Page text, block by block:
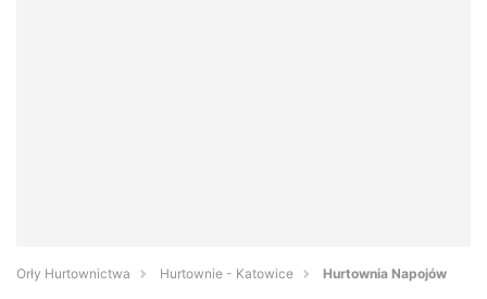
Orły Hurtownictwa Hurtownie - Katowice Hurtownia Napojów